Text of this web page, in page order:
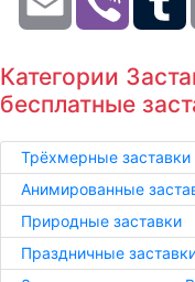
Категории
бесплатные
Трёхмерные заставки
Анимированные
Природные заставки
Праздничные